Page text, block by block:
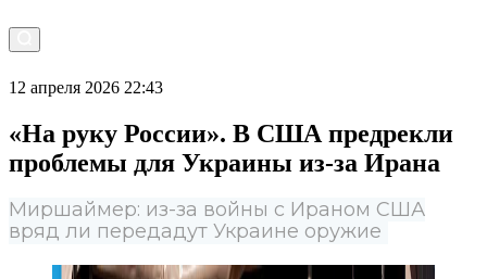
12 апреля 2026 22:43
«На руку России». В США предрекли
проблемы для Украины из-за Ирана
Миршаймер: из-за войны с Ираном США
вряд ли передадут Украине оружие